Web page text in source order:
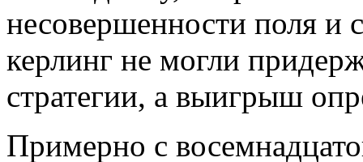
несовершенности поля и
керлинг не могли
стратегии, а выигрыш
Примерно с